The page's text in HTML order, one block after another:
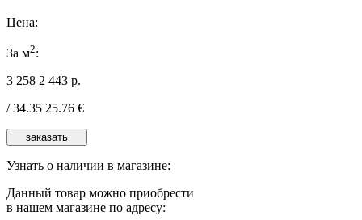
Цена:
За м2:
3 258 2 443 р.
/34.35 25.76 €
Узнать о наличии в магазине:
Данный товар можно приобрести
в нашем магазине по адресу: